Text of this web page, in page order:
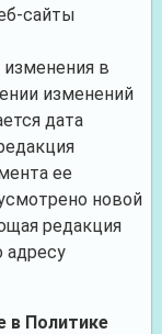
сайты
в
изменений
дата
ее
новой
редакция
адресу
в Политике